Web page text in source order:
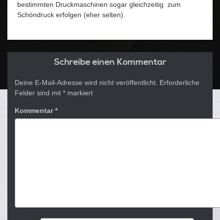
bestimmten Druckmaschinen sogar gleichzeitig zum
Schöndruck erfolgen (eher selten).
Schreibe einen Kommentar
Deine E-Mail-Adresse wird nicht veröffentlicht. Erforderliche
Felder sind mit * markiert
Kommentar*